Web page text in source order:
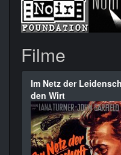
Filme
Im Netz der
den Wirt